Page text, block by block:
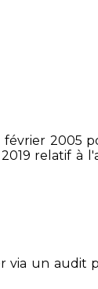
février 2005
relatif à
via un audit